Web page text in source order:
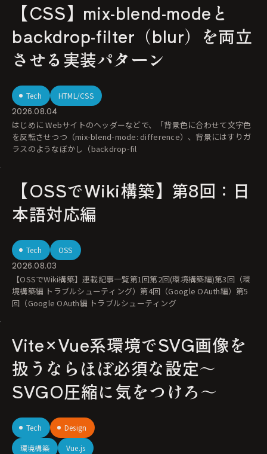
【CSS】mix-blend-modeと
backdrop-filter（blur）を両立
させる実装パターン
Tech HTML/CSS
2026.08.04
はじめに Webサイトのヘッダーなどで、「背景色に合わせて文字色
を反転させつつ（mix-blend-mode: difference）、背景にはすりガ
ラスのようなぼかし（backdrop-fil
【OSSでWiki構築】第8回：日
本語対応編
Tech OSS
2026.08.03
【OSSでWiki構築】連載記事一覧第1回第2回(環境構築編)第3回（環
境構築編 トラブルシューティング）第4回（Google OAuth編）第5
回（Google OAuth編 トラブルシューティング
Vite×Vue系環境でSVG画像を
扱うならほぼ必須な設定〜
SVGO圧縮に気をつけろ〜
Tech
Design
環境構築
Vue.js